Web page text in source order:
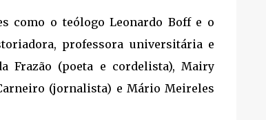
como o teólogo Leonardo Boff e o
professora universitária e
Frazão (poeta e cordelista), Mairy
(jornalista) e Mário Meireles